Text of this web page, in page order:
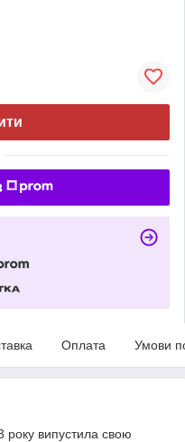
Оплата Умови
року випустила свою